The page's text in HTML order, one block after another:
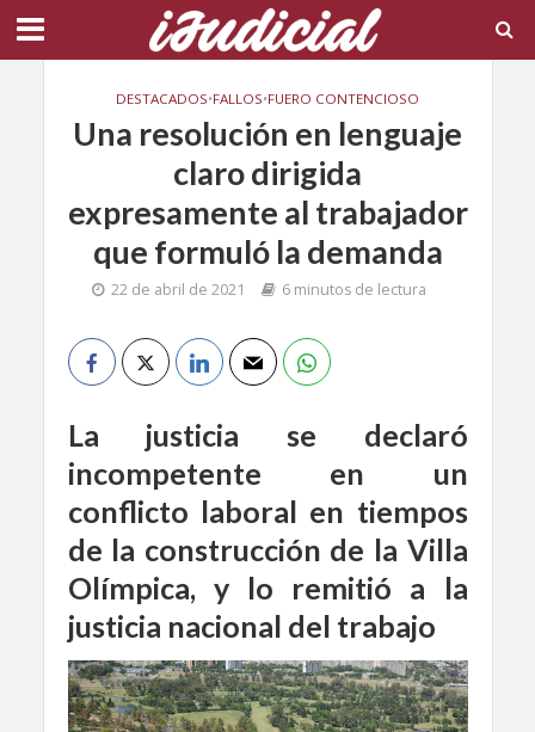
DESTACADOS•FALLOS•FUERO CONTENCIOSO
Una resolución en lenguaje
claro dirigida
expresamente al trabajador
que formuló la demanda
22 de abril de 2021 6 minutos de lectura
La justicia se declaró
incompetente en un
conflicto laboral en tiempos
de la construcción de la Villa
Olímpica, y lo remitió a la
justicia nacional del trabajo